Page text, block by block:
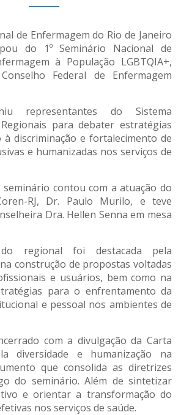
de Enfermagem do Rio de Janeiro
do 1º Seminário Nacional de
à População LGBTQIA+,
Federal de Enfermagem
representantes do Sistema
para debater estratégias
discriminação e fortalecimento de
e humanizadas nos serviços de
seminário contou com a atuação do
RJ, Dr. Paulo Murilo, e teve
Dra. Hellen Senna em mesa
regional foi destacada pela
construção de propostas voltadas
e usuários, bem como na
para o enfrentamento da
e pessoal nos ambientes de
com a divulgação da Carta
diversidade e humanização na
que consolida as diretrizes
do seminário. Além de sintetizar
e orientar a transformação do
nos serviços de saúde.